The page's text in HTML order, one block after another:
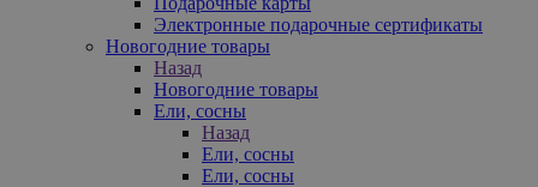
Электронные подарочные сертификаты
Новогодние товары
Назад
Новогодние товары
Ели, сосны
Назад
Ели, сосны
Ели, сосны